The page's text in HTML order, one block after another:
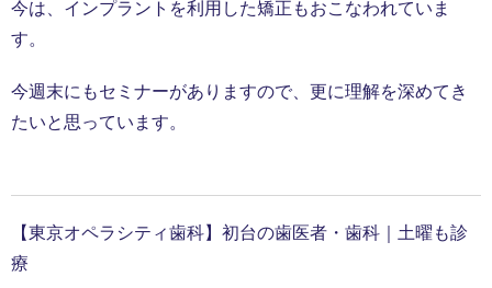
今は、インプラントを利用した矯正もおこなわれていま
す。
今週末にもセミナーがありますので、更に理解を深めてき
たいと思っています。
【東京オペラシティ歯科】初台の歯医者・歯科｜土曜も診
療